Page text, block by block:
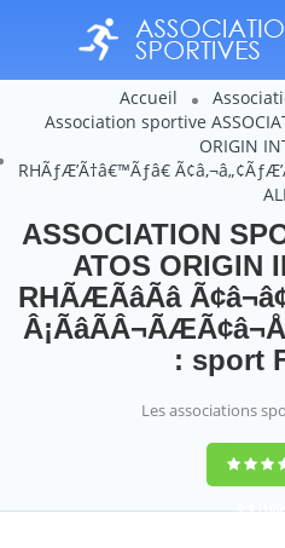
Accueil
Association sportive
ORIGIN
RHÃƒÆ’Ã†â€™Ãƒâ€
ASSOCIATION
ATOS ORIGIN
RHÃÆÃâÃâ
: sport
Les associations
9,4